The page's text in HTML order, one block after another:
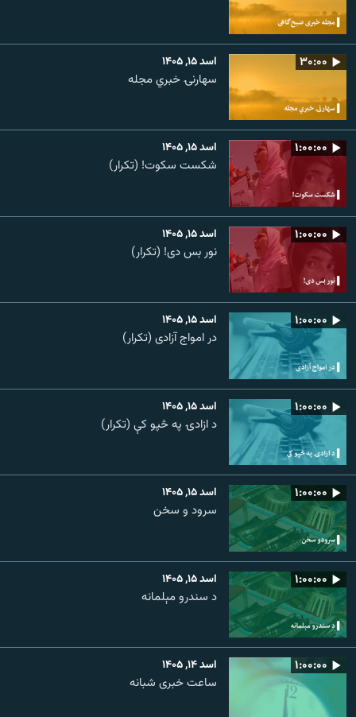
۳۰:۰۰ اسد ۱۵, ۱۴۰۵
سهارنۍ خبري مجله
۱:۰۰:۰۰ اسد ۱۵, ۱۴۰۵
شکست سکوت! (تکرار)
۱:۰۰:۰۰ اسد ۱۵, ۱۴۰۵
نور بس دی! (تکرار)
۱:۰۰:۰۰ اسد ۱۵, ۱۴۰۵
در امواج آزادی (تکرار)
۱:۰۰:۰۰ اسد ۱۵, ۱۴۰۵
د ازادۍ په څپو کې (تکرار)
۱:۰۰:۰۰ اسد ۱۵, ۱۴۰۵
سرود و سخن
۱:۰۰:۰۰ اسد ۱۵, ۱۴۰۵
د سندرو مېلمانه
۱:۰۰:۰۰ اسد ۱۴, ۱۴۰۵
ساعت خبری شبانه